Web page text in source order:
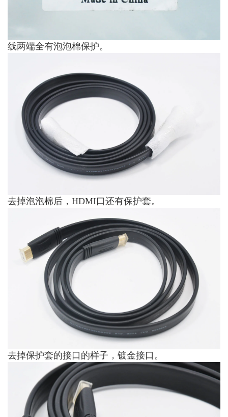
线两端全有泡泡棉保护。
去掉泡泡棉后，HDMI口还有保护套。
去掉保护套的接口的样子，镀金接口。